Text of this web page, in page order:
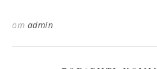
от admin